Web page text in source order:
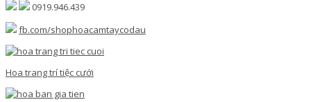
0919.946.439
fb.com/shophoacamtaycodau
Hoa trang trí tiệc cưới